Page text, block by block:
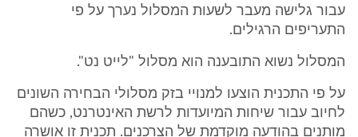
עבור גלישה מעבר לשעות המסלול נערך על פי
התעריפים הרגילים.
המסלול נשוא התובענה הוא מסלול "לייט נט".
על פי התכנית הוצעו למנויי בזק מסלולי הבחירה השונים
לחיוב עבור שיחות המיועדות לרשת האינטרנט, כשהם
מותנים בהודעה מוקדמת של הצרכנים. תכנית זו אושרה